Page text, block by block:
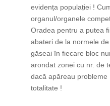
evidența populației !
organul/organele
Oradea pentru a putea
abateri de la normele
găseai în fiecare bloc
arondat zonei cu nr. de
dacă apăreau probleme
totalitate !